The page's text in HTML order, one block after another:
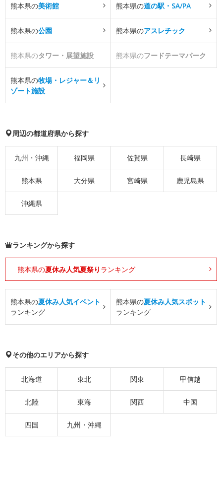
熊本県の美術館 熊本県の道の駅・SA/PA
熊本県の公園 熊本県のアスレチック
熊本県のタワー・展望施設 熊本県のフードテーマパーク
熊本県の牧場・レジャー＆リ
ゾート施設
周辺の都道府県から探す
九州・沖縄 福岡県 佐賀県 長崎県
熊本県 大分県 宮崎県 鹿児島県
沖縄県
ランキングから探す
熊本県の夏休み人気夏祭り ランキング
熊本県の夏休み人気イベント
ランキング
熊本県の夏休み人気スポット
ランキング
その他のエリアから探す
北海道 東北 関東 甲信越
北陸 東海 関西 中国
四国 九州・沖縄